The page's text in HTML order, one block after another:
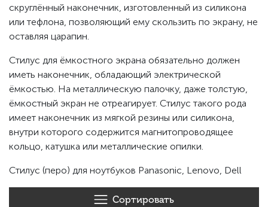
скруглённый наконечник, изготовленный из силикона
или тефлона, позволяющий ему скользить по экрану, не
оставляя царапин.
Стилус для ёмкостного экрана обязательно должен
иметь наконечник, обладающий электрической
ёмкостью. На металлическую палочку, даже толстую,
ёмкостный экран не отреагирует. Стилус такого рода
имеет наконечник из мягкой резины или силикона,
внутри которого содержится магнитопроводящее
кольцо, катушка или металлические опилки.
Стилус (перо) для ноутбуков Panasonic, Lenovo, Dell
Сортировать